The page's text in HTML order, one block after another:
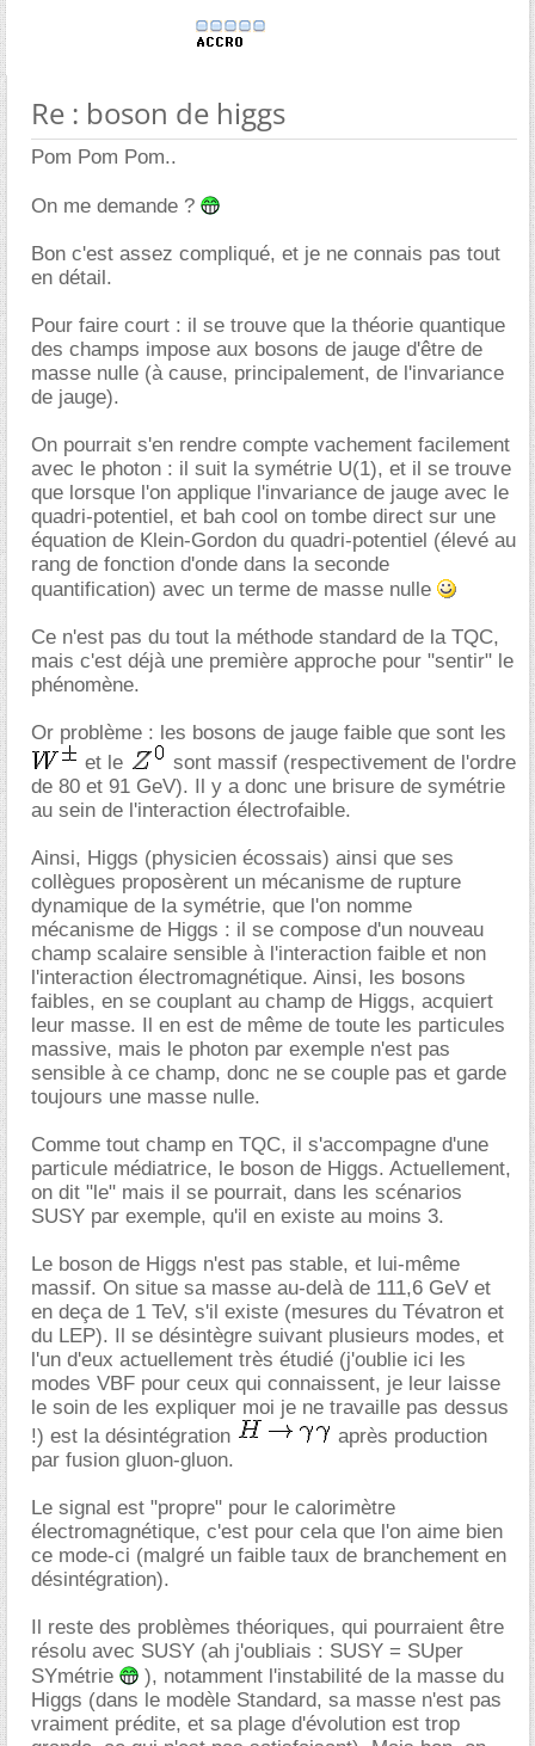
Re : boson de higgs
Pom Pom Pom..
On me demande ?
Bon c'est assez compliqué, et je ne connais pas tout
en détail.
Pour faire court : il se trouve que la théorie quantique
des champs impose aux bosons de jauge d'être de
masse nulle (à cause, principalement, de l'invariance
de jauge).
On pourrait s'en rendre compte vachement facilement
avec le photon : il suit la symétrie U(1), et il se trouve
que lorsque l'on applique l'invariance de jauge avec le
quadri-potentiel, et bah cool on tombe direct sur une
équation de Klein-Gordon du quadri-potentiel (élevé au
rang de fonction d'onde dans la seconde
quantification) avec un terme de masse nulle
Ce n'est pas du tout la méthode standard de la TQC,
mais c'est déjà une première approche pour "sentir" le
phénomène.
Or problème : les bosons de jauge faible que sont les
et le
sont massif (respectivement de l'ordre
de 80 et 91 GeV). Il y a donc une brisure de symétrie
au sein de l'interaction électrofaible.
Ainsi, Higgs (physicien écossais) ainsi que ses
collègues proposèrent un mécanisme de rupture
dynamique de la symétrie, que l'on nomme
mécanisme de Higgs : il se compose d'un nouveau
champ scalaire sensible à l'interaction faible et non
l'interaction électromagnétique. Ainsi, les bosons
faibles, en se couplant au champ de Higgs, acquiert
leur masse. Il en est de même de toute les particules
massive, mais le photon par exemple n'est pas
sensible à ce champ, donc ne se couple pas et garde
toujours une masse nulle.
Comme tout champ en TQC, il s'accompagne d'une
particule médiatrice, le boson de Higgs. Actuellement,
on dit "le" mais il se pourrait, dans les scénarios
SUSY par exemple, qu'il en existe au moins 3.
Le boson de Higgs n'est pas stable, et lui-même
massif. On situe sa masse au-delà de 111,6 GeV et
en deça de 1 TeV, s'il existe (mesures du Tévatron et
du LEP). Il se désintègre suivant plusieurs modes, et
l'un d'eux actuellement très étudié (j'oublie ici les
modes VBF pour ceux qui connaissent, je leur laisse
le soin de les expliquer moi je ne travaille pas dessus
!) est la désintégration
après production
par fusion gluon-gluon.
Le signal est "propre" pour le calorimètre
électromagnétique, c'est pour cela que l'on aime bien
ce mode-ci (malgré un faible taux de branchement en
désintégration).
Il reste des problèmes théoriques, qui pourraient être
résolu avec SUSY (ah j'oubliais : SUSY = SUper
SYmétrie
), notamment l'instabilité de la masse du
Higgs (dans le modèle Standard, sa masse n'est pas
vraiment prédite, et sa plage d'évolution est trop